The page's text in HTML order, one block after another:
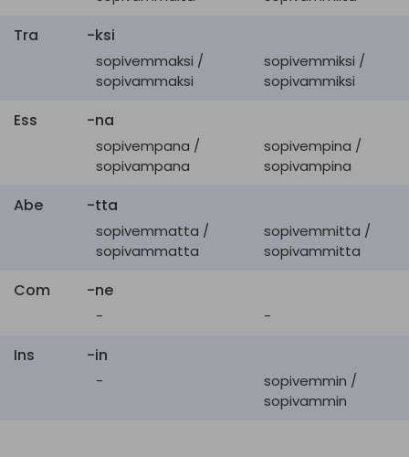
Tra -ksi
sopivemmaksi /
sopivammaksi
sopivemmiksi /
sopivammiksi
Ess -na
sopivempana /
sopivampana
sopivempina /
sopivampina
Abe -tta
sopivemmatta /
sopivammatta
sopivemmitta /
sopivammitta
Com -ne
- -
Ins -in
-
sopivemmin /
sopivammin